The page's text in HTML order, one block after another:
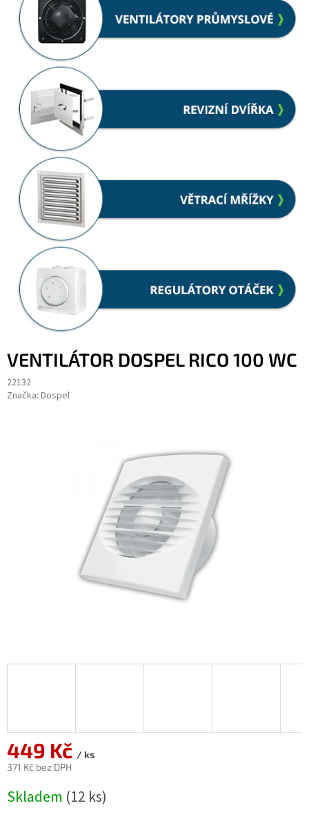
VENTILÁTOR DOSPEL RICO 100 WC
22132
Značka: Dospel
449 Kč / ks
371 Kč bez DPH
cena:
Skladem (12 ks)